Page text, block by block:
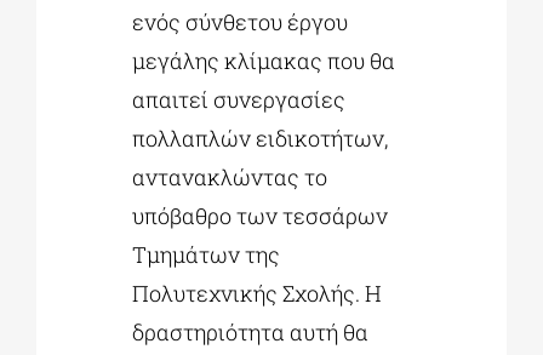
ενός σύνθετου έργου
μεγάλης κλίμακας που θα
απαιτεί συνεργασίες
πολλαπλών ειδικοτήτων,
αντανακλώντας το
υπόβαθρο των τεσσάρων
Τμημάτων της
Πολυτεχνικής Σχολής. Η
δραστηριότητα αυτή θα